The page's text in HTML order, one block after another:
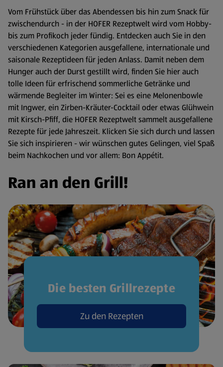
Vom Frühstück über das Abendessen bis hin zum Snack für
zwischendurch - in der HOFER Rezeptwelt wird vom Hobby-
bis zum Profikoch jeder fündig. Entdecken auch Sie in den
verschiedenen Kategorien ausgefallene, internationale und
saisonale Rezeptideen für jeden Anlass. Damit neben dem
Hunger auch der Durst gestillt wird, finden Sie hier auch
tolle Ideen für erfrischend sommerliche Getränke und
wärmende Begleiter im Winter: Sei es eine Melonenbowle
mit Ingwer, ein Zirben-Kräuter-Cocktail oder etwas Glühwein
mit Kirsch-Pfiff, die HOFER Rezeptwelt sammelt ausgefallene
Rezepte für jede Jahreszeit. Klicken Sie sich durch und lassen
Sie sich inspirieren - wir wünschen gutes Gelingen, viel Spaß
beim Nachkochen und vor allem: Bon Appétit.
Ran an den Grill!
Die besten Grillrezepte
Zu den Rezepten